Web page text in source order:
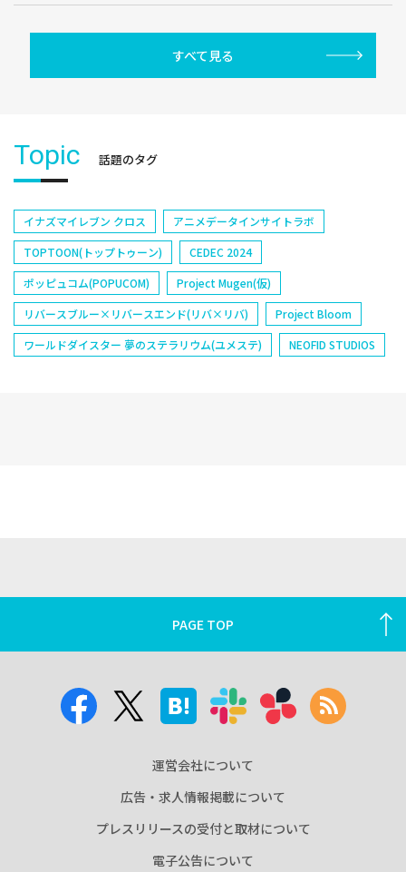
すべて見る
Topic 話題のタグ
イナズマイレブン クロス
アニメデータインサイトラボ
TOPTOON(トップトゥーン)
CEDEC 2024
ポッピュコム(POPUCOM)
Project Mugen(仮)
リバースブルー×リバースエンド(リバ×リバ)
Project Bloom
ワールドダイスター 夢のステラリウム(ユメステ)
NEOFID STUDIOS
PAGE TOP
運営会社について
広告・求人情報掲載について
プレスリリースの受付と取材について
電子公告について